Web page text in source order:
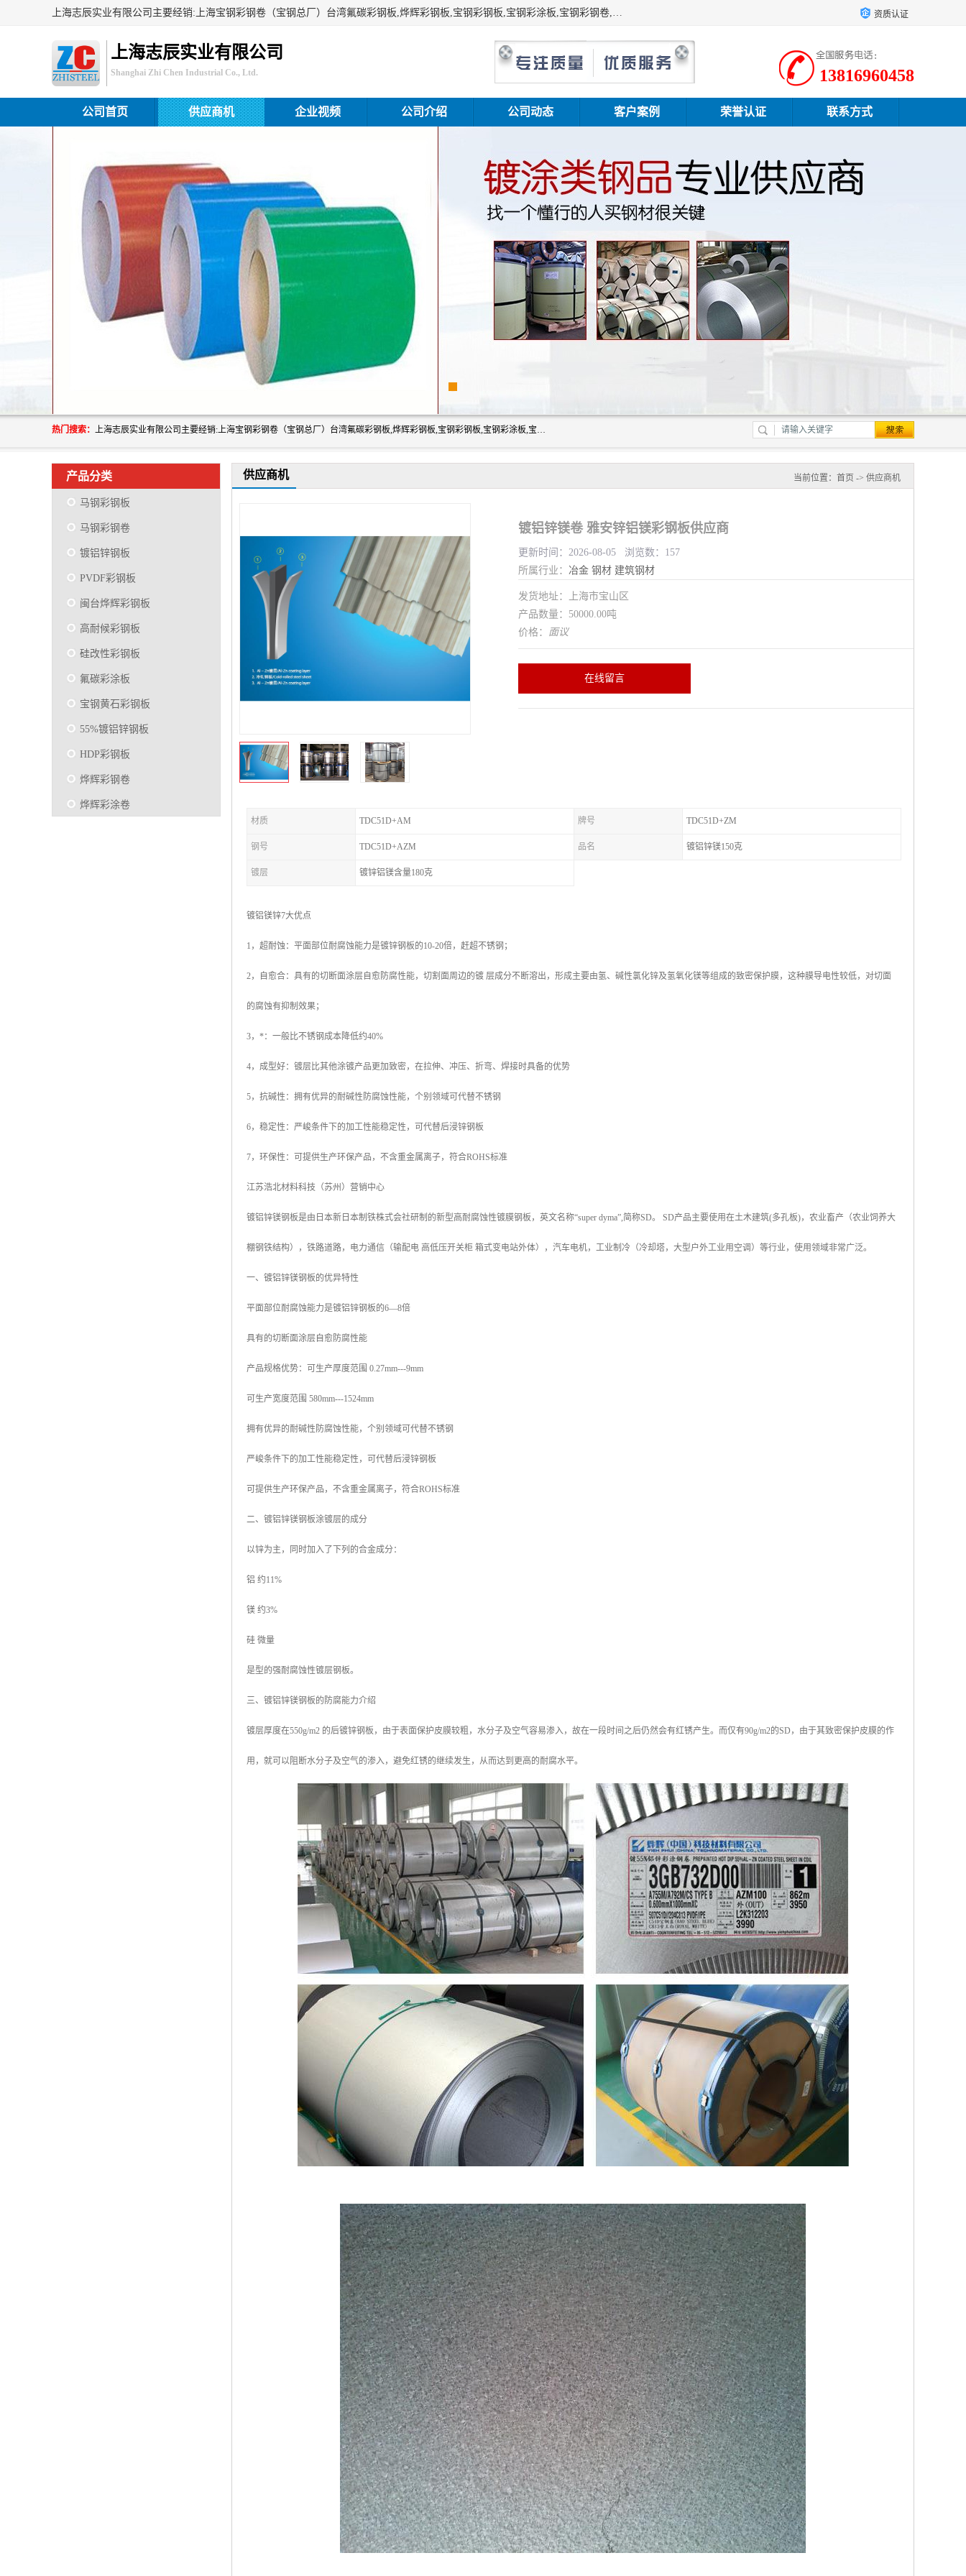
上海志辰实业有限公司主要经销:上海宝钢彩钢卷（宝钢总厂）台湾氟碳彩钢板,烨辉彩钢板,宝钢彩钢板,宝钢彩涂板,宝钢彩钢卷,马钢彩钢板,马钢彩钢卷,镀铝锌钢板,PVDF彩钢板,台湾烨辉彩钢板,高耐候彩钢板,硅改性彩钢板,规格齐全。 资质认证
上海志辰实业有限公司
Shanghai Zhi Chen Industrial Co., Ltd. 13816960458
公司首页 供应商机 企业视频 公司介绍 公司动态 客户案例 荣誉认证 联系方式
热门搜索： 上海志辰实业有限公司主要经销:上海宝钢彩钢卷（宝钢总厂）台湾氟碳彩钢板,烨辉彩钢板,宝钢彩钢板,宝钢彩涂板,宝钢彩钢卷,马钢彩钢板,马钢彩钢卷,镀铝锌钢板,PVDF彩钢板,台湾烨辉彩钢板,高耐候彩钢板,硅改性彩钢板,规格齐全。
产品分类
马钢彩钢板
马钢彩钢卷
镀铝锌钢板
PVDF彩钢板
闽台烨辉彩钢板
高耐候彩钢板
硅改性彩钢板
氟碳彩涂板
宝钢黄石彩钢板
55%镀铝锌钢板
HDP彩钢板
烨辉彩钢卷
烨辉彩涂卷
供应商机 当前位置： 首页 -> 供应商机
镀铝锌镁卷 雅安锌铝镁彩钢板供应商
更新时间：2026-08-05 浏览数：157
所属行业： 冶金 钢材 建筑钢材
发货地址：上海市宝山区
产品数量：50000.00吨
价格： 面议
在线留言
材质 TDC51D+AM 牌号 TDC51D+ZM
钢号 TDC51D+AZM 品名 镀铝锌镁150克
镀层 镀锌铝镁含量180克
镀铝镁锌7大优点
1，超耐蚀：平面部位耐腐蚀能力是镀锌钢板的10-20倍，赶超不锈钢；
2，自愈合：具有的切断面涂层自愈防腐性能，切割面周边的镀 层成分不断溶出，形成主要由氢、碱性氯化锌及氢氧化镁等组成的致密保护膜，这种膜导电性较低，对切面
的腐蚀有抑制效果；
3，*：一般比不锈钢成本降低约40%
4，成型好：镀层比其他涂镀产品更加致密，在拉伸、冲压、折弯、焊接时具备的优势
5，抗碱性：拥有优异的耐碱性防腐蚀性能，个别领域可代替不锈钢
6，稳定性：严峻条件下的加工性能稳定性，可代替后浸锌钢板
7，环保性：可提供生产环保产品，不含重金属离子，符合ROHS标准
江苏浩北材料科技（苏州）营销中心
镀铝锌镁钢板是由日本新日本制铁株式会社研制的新型高耐腐蚀性镀膜钢板，英文名称“super dyma”,简称SD。 SD产品主要使用在土木建筑(多孔板)，农业畜产（农业饲养大
棚钢铁结构），铁路道路，电力通信（输配电 高低压开关柜 箱式变电站外体），汽车电机，工业制冷（冷却塔，大型户外工业用空调）等行业，使用领域非常广泛。
一、镀铝锌镁钢板的优异特性
平面部位耐腐蚀能力是镀铝锌钢板的6—8倍
具有的切断面涂层自愈防腐性能
产品规格优势：可生产厚度范围 0.27mm---9mm
可生产宽度范围 580mm---1524mm
拥有优异的耐碱性防腐蚀性能，个别领域可代替不锈钢
严峻条件下的加工性能稳定性，可代替后浸锌钢板
可提供生产环保产品，不含重金属离子，符合ROHS标准
二、镀铝锌镁钢板涂镀层的成分
以锌为主，同时加入了下列的合金成分：
铝 约11%
镁 约3%
硅 微量
是型的强耐腐蚀性镀层钢板。
三、镀铝锌镁钢板的防腐能力介绍
镀层厚度在550g/m2 的后镀锌钢板，由于表面保护皮膜较粗，水分子及空气容易渗入，故在一段时间之后仍然会有红锈产生。而仅有90g/m2的SD，由于其致密保护皮膜的作
用，就可以阻断水分子及空气的渗入，避免红锈的继续发生，从而达到更高的耐腐水平。